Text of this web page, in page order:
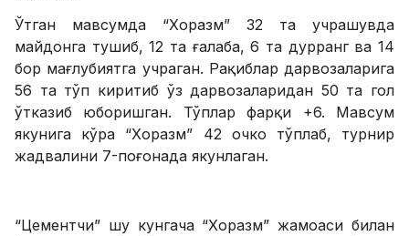
Ўтган мавсумда “Хоразм” 32 та учрашувда
майдонга тушиб, 12 та ғалаба, 6 та дурранг ва 14
бор мағлубиятга учраган. Рақиблар дарвозаларига
56 та тўп киритиб ўз дарвозаларидан 50 та гол
ўтказиб юборишган. Тўплар фарқи +6. Мавсум
якунига кўра “Хоразм” 42 очко тўплаб, турнир
жадвалини 7-поғонада якунлаган.
“Цементчи” шу кунгача “Хоразм” жамоаси билан